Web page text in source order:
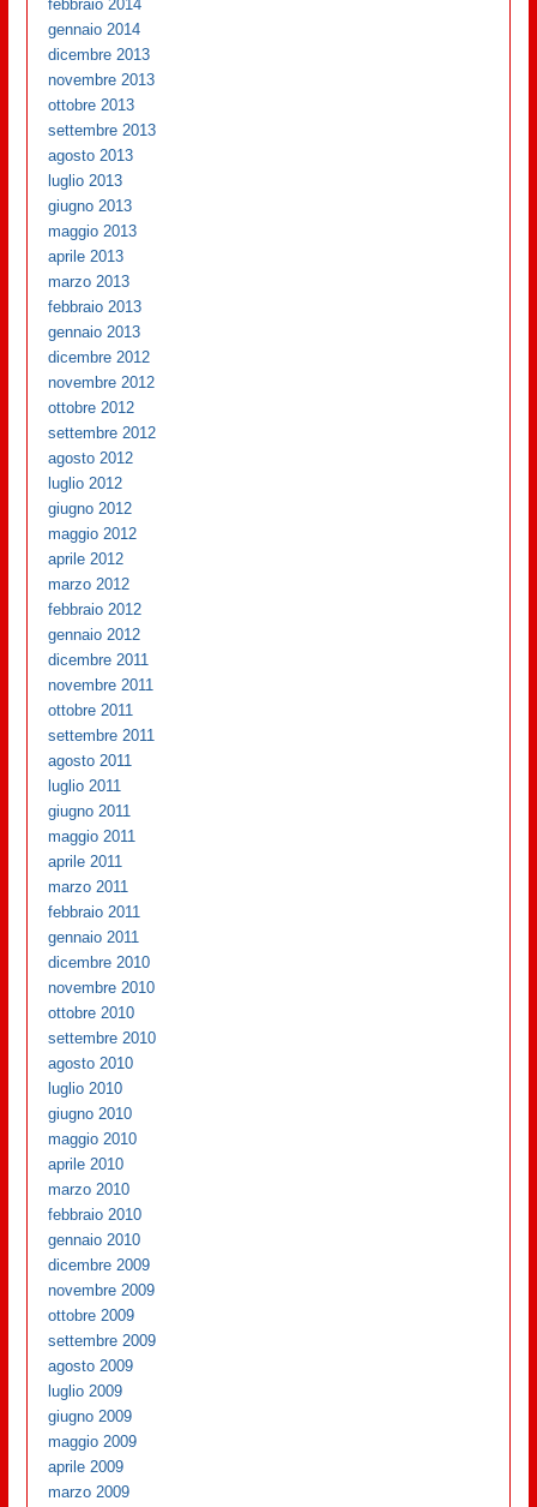
febbraio 2014
gennaio 2014
dicembre 2013
novembre 2013
ottobre 2013
settembre 2013
agosto 2013
luglio 2013
giugno 2013
maggio 2013
aprile 2013
marzo 2013
febbraio 2013
gennaio 2013
dicembre 2012
novembre 2012
ottobre 2012
settembre 2012
agosto 2012
luglio 2012
giugno 2012
maggio 2012
aprile 2012
marzo 2012
febbraio 2012
gennaio 2012
dicembre 2011
novembre 2011
ottobre 2011
settembre 2011
agosto 2011
luglio 2011
giugno 2011
maggio 2011
aprile 2011
marzo 2011
febbraio 2011
gennaio 2011
dicembre 2010
novembre 2010
ottobre 2010
settembre 2010
agosto 2010
luglio 2010
giugno 2010
maggio 2010
aprile 2010
marzo 2010
febbraio 2010
gennaio 2010
dicembre 2009
novembre 2009
ottobre 2009
settembre 2009
agosto 2009
luglio 2009
giugno 2009
maggio 2009
aprile 2009
marzo 2009